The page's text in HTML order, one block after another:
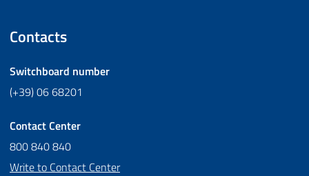
Contacts
Switchboard number
(+39) 06 68201
Contact Center
800 840 840
Write to Contact Center